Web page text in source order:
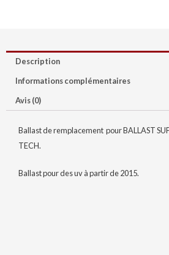
Description
Informations complémentaires
Avis (0)
Ballast de remplacement pour BALLAST
TECH.
Ballast pour des uv à partir de 2015.